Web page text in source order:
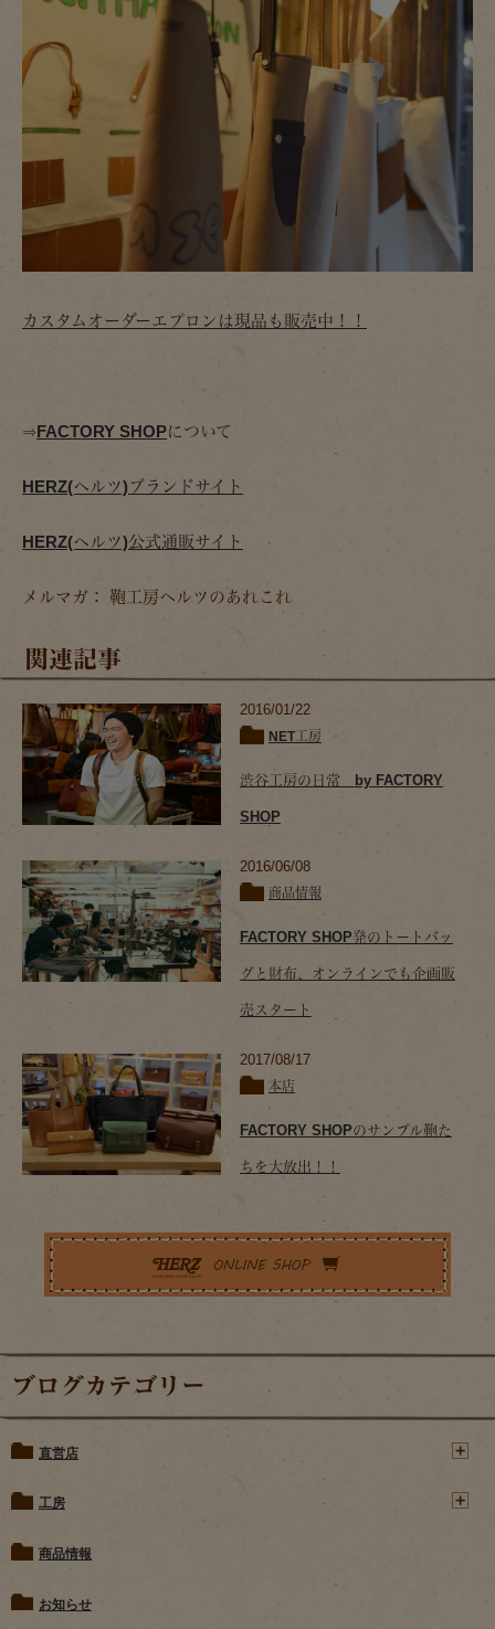
カスタムオーダーエプロンは現品も販売中！！
⇒FACTORY SHOPについて
HERZ(ヘルツ)ブランドサイト
HERZ(ヘルツ)公式通販サイト
メルマガ： 鞄工房ヘルツのあれこれ
関連記事
2016/01/22
NET工房
渋谷工房の日常 by FACTORY
SHOP
2016/06/08
商品情報
FACTORY SHOP発のトートバッ
グと財布、オンラインでも企画販
売スタート
2017/08/17
本店
FACTORY SHOPのサンプル鞄た
ちを大放出！！
ブログカテゴリー
直営店
工房
商品情報
お知らせ